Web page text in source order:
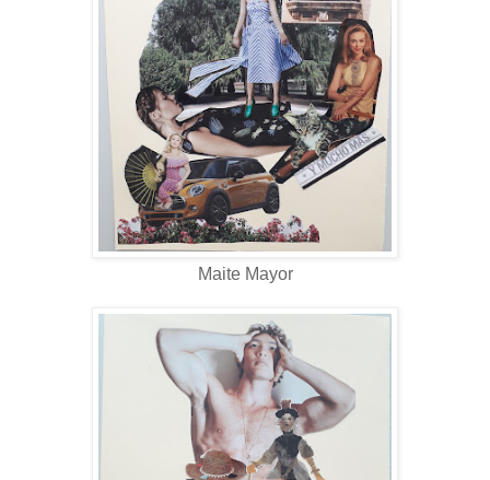
Maite Mayor